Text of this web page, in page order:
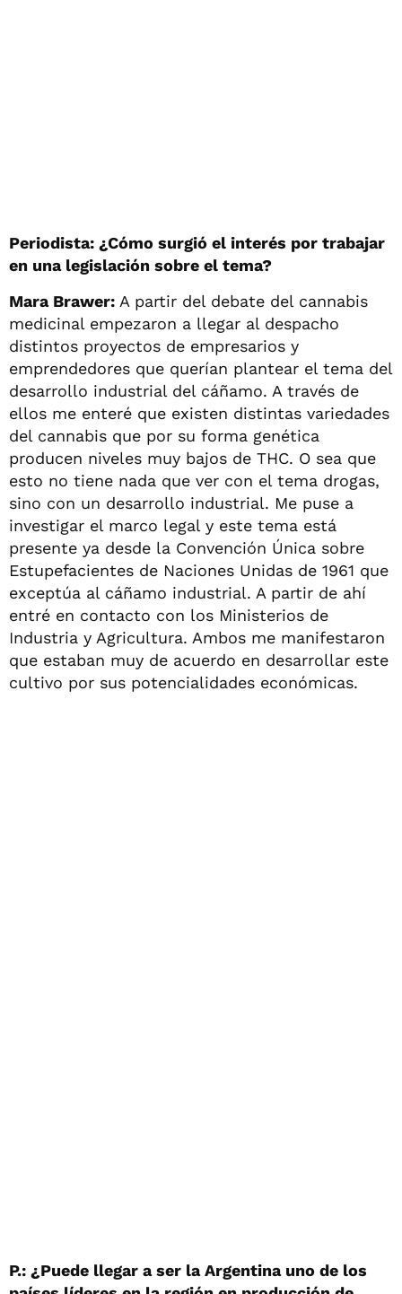
Periodista: ¿Cómo surgió el interés por trabajar
en una legislación sobre el tema?
Mara Brawer: A partir del debate del cannabis
medicinal empezaron a llegar al despacho
distintos proyectos de empresarios y
emprendedores que querían plantear el tema del
desarrollo industrial del cáñamo. A través de
ellos me enteré que existen distintas variedades
del cannabis que por su forma genética
producen niveles muy bajos de THC. O sea que
esto no tiene nada que ver con el tema drogas,
sino con un desarrollo industrial. Me puse a
investigar el marco legal y este tema está
presente ya desde la Convención Única sobre
Estupefacientes de Naciones Unidas de 1961 que
exceptúa al cáñamo industrial. A partir de ahí
entré en contacto con los Ministerios de
Industria y Agricultura. Ambos me manifestaron
que estaban muy de acuerdo en desarrollar este
cultivo por sus potencialidades económicas.
P.: ¿Puede llegar a ser la Argentina uno de los